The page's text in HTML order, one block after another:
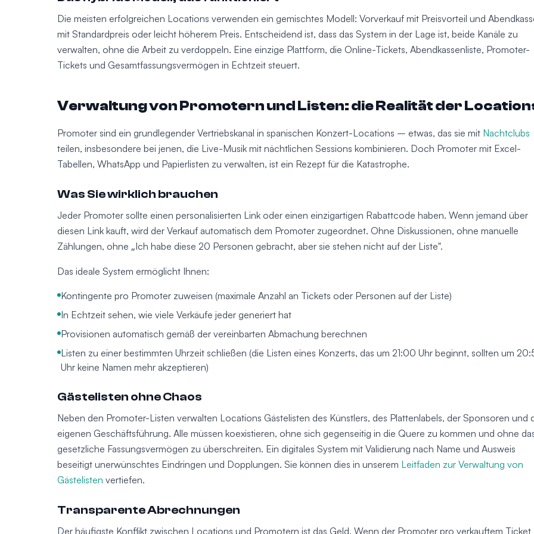
Die meisten erfolgreichen Locations verwenden ein gemischtes Modell: Vorverkauf mit Preisvorteil und
mit Standardpreis oder leicht höherem Preis. Entscheidend ist, dass das System in der Lage ist, beide Kanäle zu
verwalten, ohne die Arbeit zu verdoppeln. Eine einzige Plattform, die Online-Tickets, Abendkassenliste, Promoter-
Tickets und Gesamtfassungsvermögen in Echtzeit steuert.
Verwaltung von Promotern und Listen: die Realität der
Promoter sind ein grundlegender Vertriebskanal in spanischen Konzert-Locations – etwas, das sie mit Nachtclubs
teilen, insbesondere bei jenen, die Live-Musik mit nächtlichen Sessions kombinieren. Doch Promoter mit Excel-
Tabellen, WhatsApp und Papierlisten zu verwalten, ist ein Rezept für die Katastrophe.
Was Sie wirklich brauchen
Jeder Promoter sollte einen personalisierten Link oder einen einzigartigen Rabattcode haben. Wenn jemand über
diesen Link kauft, wird der Verkauf automatisch dem Promoter zugeordnet. Ohne Diskussionen, ohne manuelle
Zählungen, ohne „Ich habe diese 20 Personen gebracht, aber sie stehen nicht auf der Liste".
Das ideale System ermöglicht Ihnen:
Kontingente pro Promoter zuweisen (maximale Anzahl an Tickets oder Personen auf der Liste)
In Echtzeit sehen, wie viele Verkäufe jeder generiert hat
Provisionen automatisch gemäß der vereinbarten Abmachung berechnen
Listen zu einer bestimmten Uhrzeit schließen (die Listen eines Konzerts, das um 21:00 Uhr beginnt, sollten um
Uhr keine Namen mehr akzeptieren)
Gästelisten ohne Chaos
Neben den Promoter-Listen verwalten Locations Gästelisten des Künstlers, des Plattenlabels, der Sponsoren und
eigenen Geschäftsführung. Alle müssen koexistieren, ohne sich gegenseitig in die Quere zu kommen und ohne
gesetzliche Fassungsvermögen zu überschreiten. Ein digitales System mit Validierung nach Name und Ausweis
beseitigt unerwünschtes Eindringen und Dopplungen. Sie können dies in unserem Leitfaden zur Verwaltung von
Gästelisten vertiefen.
Transparente Abrechnungen
Der häufigste Konflikt zwischen Locations und Promotern ist das Geld. Wenn der Promoter pro verkauftem Ticket